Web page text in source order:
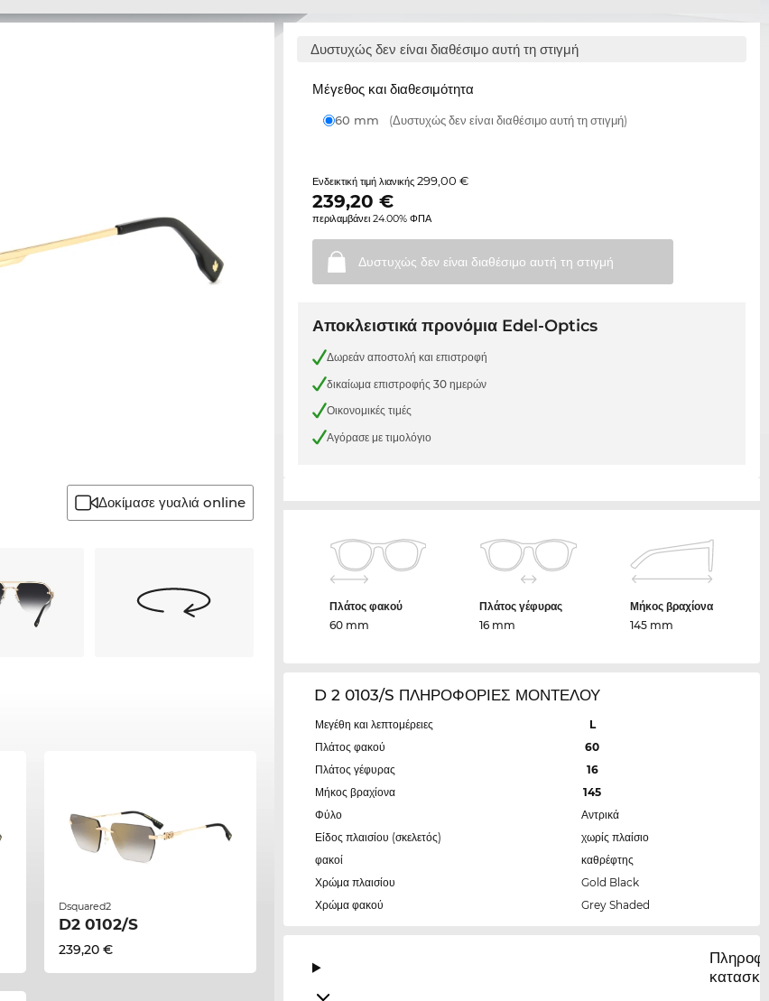
Δοκίμασε γυαλιά online
Dsquared2
D2 0102/S
239,20 €
Δυστυχώς δεν είναι διαθέσιμο αυτή τη στιγμή
Μέγεθος και διαθεσιμότητα
60 mm (Δυστυχώς δεν είναι διαθέσιμο αυτή τη στιγμή)
Ενδεικτική τιμή λιανικής299,00 €
239,20 €
περιλαμβάνει 24.00% ΦΠΑ
Δυστυχώς δεν είναι διαθέσιμο αυτή τη στιγμή
Αποκλειστικά προνόμια Edel-Optics
Δωρεάν αποστολή και επιστροφή
δικαίωμα επιστροφής 30 ημερών
Οικονομικές τιμές
Αγόρασε με τιμολόγιο
Πλάτος φακού
60 mm
Πλάτος γέφυρας
16 mm
Μήκος βραχίονα
145 mm
D 2 0103/S ΠΛΗΡΟΦΟΡΙΕΣ ΜΟΝΤΕΛΟΥ
Μεγέθη και λεπτομέρειες
L
Πλάτος φακού
60
Πλάτος γέφυρας
16
Μήκος βραχίονα
145
Φύλο
Αντρικά
Είδος πλαισίου (σκελετός)
χωρίς πλαίσιο
φακοί
καθρέφτης
Χρώμα πλαισίου
Gold Black
Χρώμα φακού
Grey Shaded